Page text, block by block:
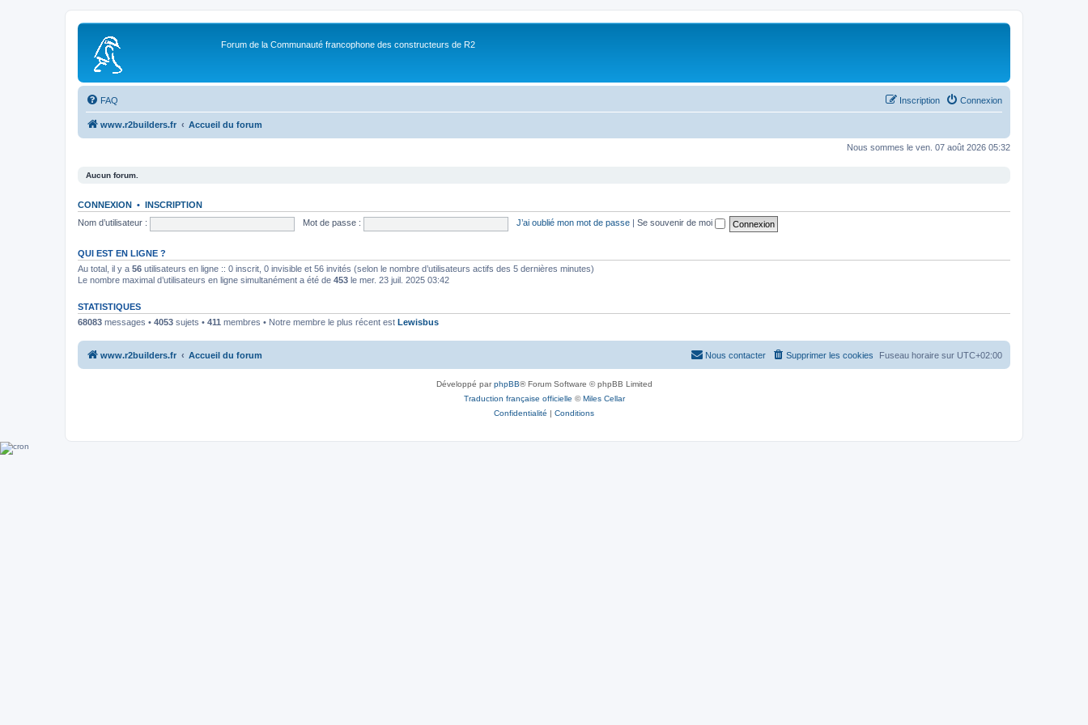
Forum de la Communauté francophone des constructeurs de R2
FAQ Connexion
Inscription
www.r2builders.fr Accueil du forum
Nous sommes le ven. 07 août 2026 05:32
Aucun forum.
CONNEXION • INSCRIPTION
Nom d’utilisateur :
Mot de passe : J’ai oublié mon mot de passe Se souvenir de moi
QUI EST EN LIGNE ?
Au total, il y a 56 utilisateurs en ligne :: 0 inscrit, 0 invisible et 56 invités (selon le nombre d’utilisateurs actifs des 5 dernières minutes)
Le nombre maximal d’utilisateurs en ligne simultanément a été de 453 le mer. 23 juil. 2025 03:42
STATISTIQUES
68083 messages • 4053 sujets • 411 membres • Notre membre le plus récent est Lewisbus
www.r2builders.fr Accueil du forum Fuseau horaire sur UTC+02:00
Supprimer les cookies
Nous contacter
Développé parphpBB® Forum Software © phpBB Limited
Traduction française officielle ©Miles Cellar
Confidentialité | Conditions